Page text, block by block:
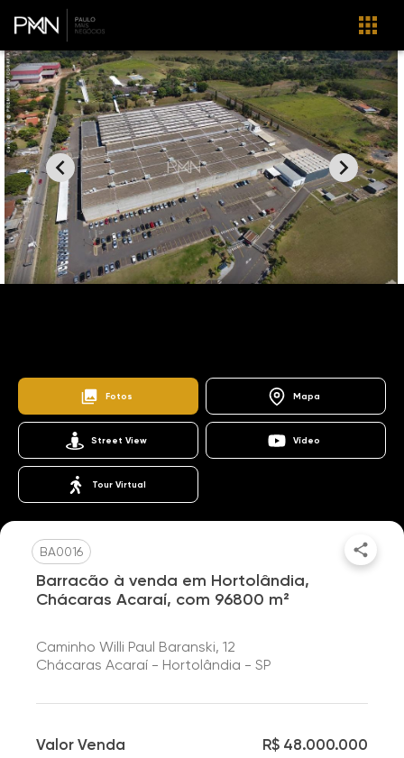
Fotos Mapa
Street View Vídeo
Tour Virtual
BA0016
Barracão à venda em Hortolândia,
Chácaras Acaraí, com 96800 m²
Caminho Willi Paul Baranski, 12
Chácaras Acaraí - Hortolândia - SP
Valor Venda R$ 48.000.000